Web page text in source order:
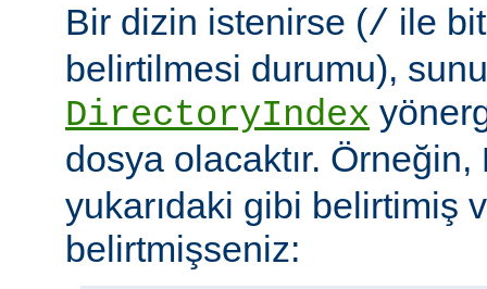
Bir dizin istenirse (/ ile
belirtilmesi durumu),
DirectoryIndex
dosya olacaktır. Örneğin,
yukarıdaki gibi belirtimiş
belirtmişseniz: